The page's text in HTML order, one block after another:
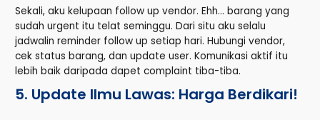
Sekali, aku kelupaan follow up vendor. Ehh… barang yang
sudah urgent itu telat seminggu. Dari situ aku selalu
jadwalin reminder follow up setiap hari. Hubungi vendor,
cek status barang, dan update user. Komunikasi aktif itu
lebih baik daripada dapet complaint tiba-tiba.
5. Update Ilmu Lawas: Harga Berdikari!